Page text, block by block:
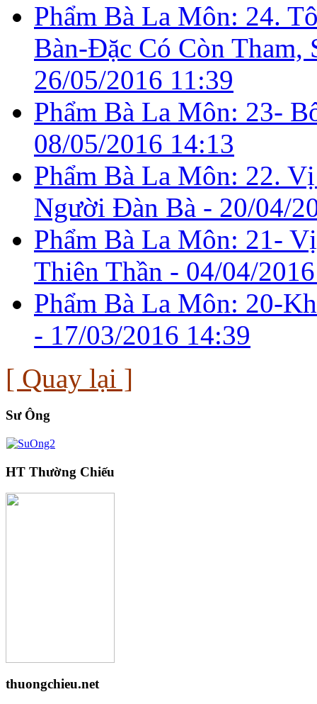
Phẩm Bà La Môn: 24.
Bàn-Ðặc Có Còn Tham,
26/05/2016 11:39
Phẩm Bà La Môn: 23-
08/05/2016 14:13
Phẩm Bà La Môn: 22.
Người Ðàn Bà - 20/04/
Phẩm Bà La Môn: 21-
Thiên Thần - 04/04/
Phẩm Bà La Môn: 20-
- 17/03/2016 14:39
[ Quay lại ]
Sư Ông
HT Thường Chiếu
thuongchieu.net